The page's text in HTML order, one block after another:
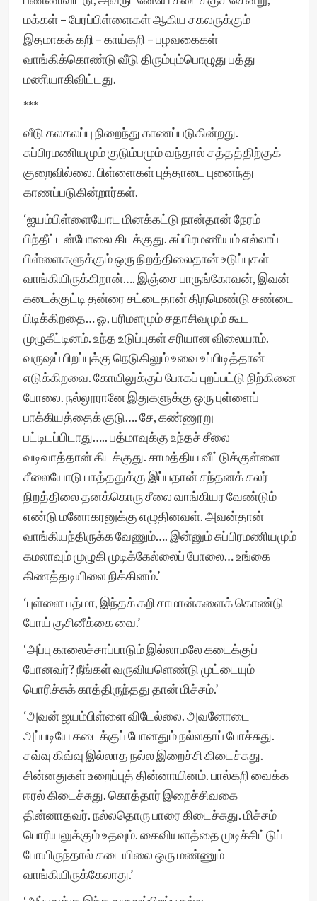
மக்கள் – பேரப்பிள்ளைகள் ஆகிய சகலருக்கும்
இதமாகக் கறி – காய்கறி – பழவகைகள்
வாங்கிக்கொண்டு வீடு திரும்பும்பொழுது பத்து
மணியாகிவிட்டது.
***
வீடு கலகலப்பு நிறைந்து காணப்படுகின்றது.
சுப்பிரமணியமும் குடும்பமும் வந்தால் சத்தத்திற்குக்
குறைவில்லை. பிள்ளைகள் புத்தாடை புனைந்து
காணப்படுகின்றார்கள்.
‘ஐயம்பிள்ளையோட மினக்கட்டு நான்தான் நேரம்
பிந்தீட்டன்போலை கிடக்குது. சுப்பிரமணியம் எல்லாப்
பிள்ளைகளுக்கும் ஒரு நிறத்திலைதான் உடுப்புகள்
வாங்கியிருக்கிறான்…. இஞ்சை பாருங்கோவன், இவன்
கடைக்குட்டி தன்ரை சட்டைதான் திறமெண்டு சண்டை
பிடிக்கிறதை… ஓ, பரிமளமும் சதாசிவமும் கூட
முழுகீட்டினம். உந்த உடுப்புகள் சரியான விலையாம்.
வருஷப் பிறப்புக்கு நெடுகிலும் உவை உப்பிடித்தான்
எடுக்கிறவை. கோயிலுக்குப் போகப் புறப்பட்டு நிற்கினை
போலை. நல்லூரானே இதுகளுக்கு ஒரு புள்ளைப்
பாக்கியத்தைக் குடு…. சே, கண்ணூறு
பட்டிடப்பிடாது….. பத்மாவுக்கு உந்தச் சீலை
வடிவாத்தான் கிடக்குது. சாமத்திய வீட்டுக்குள்ளை
சீலையோடு பாத்ததுக்கு இப்பதான் சந்தனக் கலர்
நிறத்திலை தனக்கொரு சீலை வாங்கியர வேண்டும்
எண்டு மனோகரனுக்கு எழுதினவள். அவன்தான்
வாங்கியந்திருக்க வேணும்…. இன்னும் சுப்பிரமணியமும்
கமலாவும் முழுகி முடிக்கேல்லைப் போலை… உங்கை
கிணத்தடியிலை நிக்கினம்.’
‘புள்ளை பத்மா, இந்தக் கறி சாமான்களைக் கொண்டு
போய் குசினீக்கை வை.’
‘அப்பு காலைச்சாப்பாடும் இல்லாமலே கடைக்குப்
போனவர்? நீங்கள் வருவியளெண்டு முட்டையும்
பொரிச்சுக் காத்திருந்தது தான் மிச்சம்.’
‘அவன் ஐயம்பிள்ளை விடேல்லை. அவனோடை
அப்படியே கடைக்குப் போனதும் நல்லதாப் போச்சுது.
சவ்வு கிவ்வு இல்லாத நல்ல இறைச்சி கிடைச்சுது.
சின்னதுகள் உறைப்புத் தின்னாயினம். பால்கறி வைக்க
ஈரல் கிடைச்சுது. கொத்தார் இறைச்சிவகை
தின்னாதவர். நல்லதொரு பாரை கிடைச்சுது. மிச்சம்
பொரியலுக்கும் உதவும். கைவியளத்தை முடிச்சிட்டுப்
போயிருந்தால் கடையிலை ஒரு மண்ணும்
வாங்கியிருக்கேலாது.’